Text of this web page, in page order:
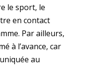
le sport, le
en contact
Par ailleurs,
à l’avance, car
au